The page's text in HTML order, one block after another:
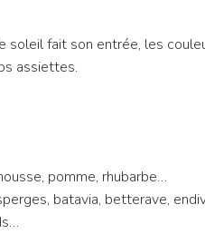
soleil fait son entrée, les
assiettes.
pomme, rhubarbe…
batavia, betterave,